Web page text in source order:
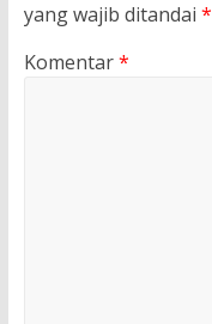
yang wajib ditandai *
Komentar*